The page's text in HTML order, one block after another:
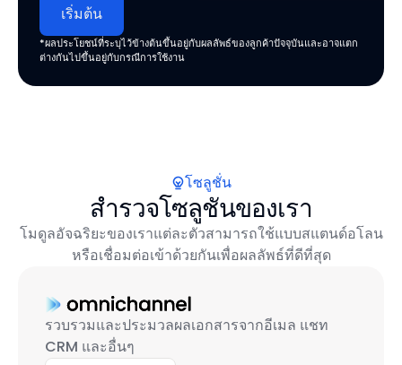
เริ่มต้น
*ผลประโยชน์ที่ระบุไว้ข้างต้นขึ้นอยู่กับผลลัพธ์ของลูกค้าปัจจุบันและอาจแตก
ต่างกันไปขึ้นอยู่กับกรณีการใช้งาน
โซลูชั่น
สำรวจโซลูชันของเรา
โมดูลอัจฉริยะของเราแต่ละตัวสามารถใช้แบบสแตนด์อโลน
หรือเชื่อมต่อเข้าด้วยกันเพื่อผลลัพธ์ที่ดีที่สุด
รวบรวมและประมวลผลเอกสารจากอีเมล แชท
CRM และอื่นๆ